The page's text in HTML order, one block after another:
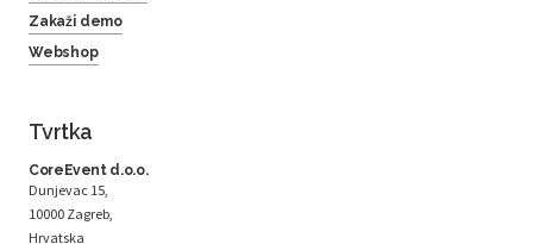
Zakaži demo
Webshop
Tvrtka
CoreEvent d.o.o.
Dunjevac 15,
10000 Zagreb,
Hrvatska